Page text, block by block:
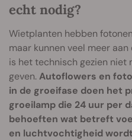
echt nodig?
Wietplanten hebben
maar kunnen veel meer
is het technisch gezien niet
geven.Autoflowers en
in de groeifase doen het
groeilamp die 24 uur per
behoeften wat betreft
en luchtvochtigheid